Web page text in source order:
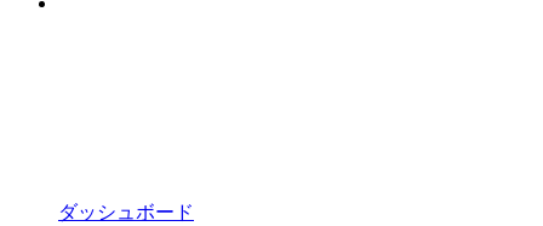
ダッシュボード